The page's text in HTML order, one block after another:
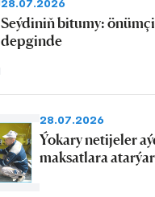
28.07.2026
Seýdiniň bitumy:
depginde
28.07.2026
Ýokary netijeler
maksatlara atarýar